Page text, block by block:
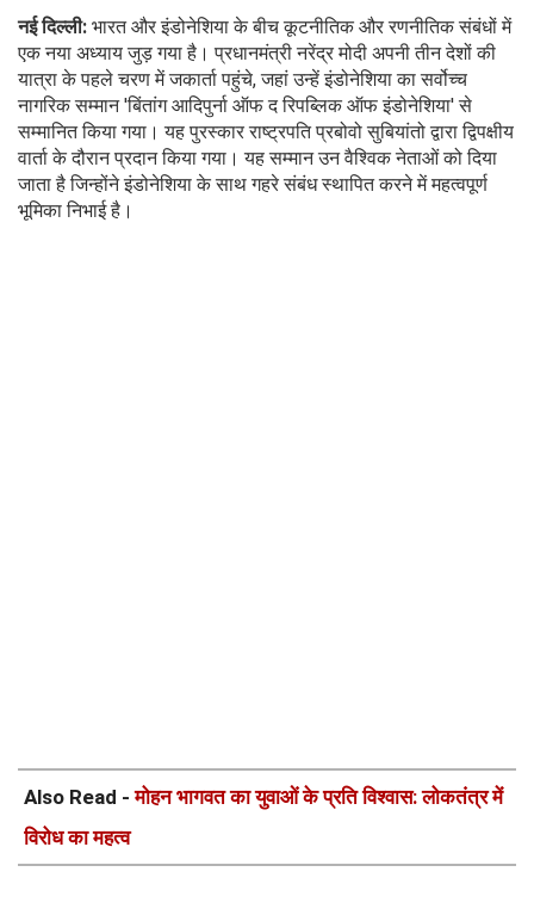
नई दिल्ली: भारत और इंडोनेशिया के बीच कूटनीतिक और रणनीतिक संबंधों में
एक नया अध्याय जुड़ गया है। प्रधानमंत्री नरेंद्र मोदी अपनी तीन देशों की
यात्रा के पहले चरण में जकार्ता पहुंचे, जहां उन्हें इंडोनेशिया का सर्वोच्च
नागरिक सम्मान 'बिंतांग आदिपुर्ना ऑफ द रिपब्लिक ऑफ इंडोनेशिया' से
सम्मानित किया गया। यह पुरस्कार राष्ट्रपति प्रबोवो सुबियांतो द्वारा द्विपक्षीय
वार्ता के दौरान प्रदान किया गया। यह सम्मान उन वैश्विक नेताओं को दिया
जाता है जिन्होंने इंडोनेशिया के साथ गहरे संबंध स्थापित करने में महत्वपूर्ण
भूमिका निभाई है।
Also Read -मोहन भागवत का युवाओं के प्रति विश्वास: लोकतंत्र में
विरोध का महत्व